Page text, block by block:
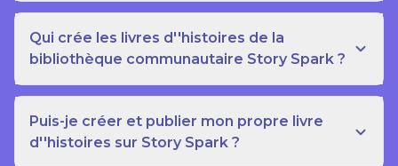
Qui crée les livres d''histoires de la
bibliothèque communautaire Story Spark ?
Puis-je créer et publier mon propre livre
d''histoires sur Story Spark ?